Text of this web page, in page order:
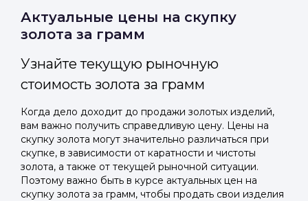
Актуальные цены на скупку
золота за грамм
Узнайте текущую рыночную
стоимость золота за грамм
Когда дело доходит до продажи золотых изделий,
вам важно получить справедливую цену. Цены на
скупку золота могут значительно различаться при
скупке, в зависимости от каратности и чистоты
золота, а также от текущей рыночной ситуации.
Поэтому важно быть в курсе актуальных цен на
скупку золота за грамм, чтобы продать свои изделия